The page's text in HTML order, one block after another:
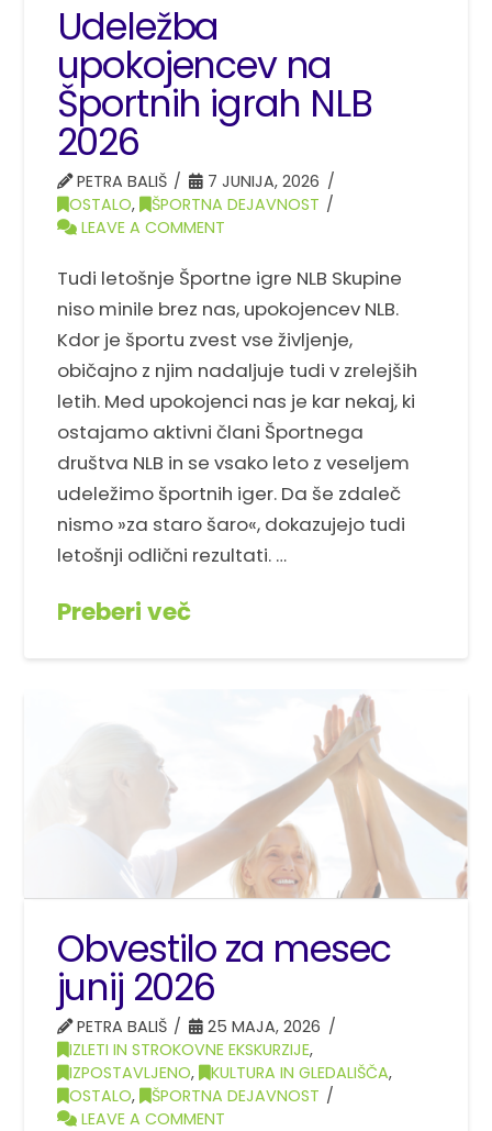
Udeležba
upokojencev na
Športnih igrah NLB
2026
PETRA BALIŠ
7 JUNIJA, 2026
OSTALO,
ŠPORTNA DEJAVNOST
LEAVE A COMMENT
Tudi letošnje Športne igre NLB Skupine
niso minile brez nas, upokojencev NLB.
Kdor je športu zvest vse življenje,
običajno z njim nadaljuje tudi v zrelejših
letih. Med upokojenci nas je kar nekaj, ki
ostajamo aktivni člani Športnega
društva NLB in se vsako leto z veseljem
udeležimo športnih iger. Da še zdaleč
nismo »za staro šaro«, dokazujejo tudi
letošnji odlični rezultati. …
Preberi več
Obvestilo za mesec
junij 2026
PETRA BALIŠ
25 MAJA, 2026
IZLETI IN STROKOVNE EKSKURZIJE,
IZPOSTAVLJENO, KULTURA IN GLEDALIŠČA,
OSTALO,
ŠPORTNA DEJAVNOST
LEAVE A COMMENT